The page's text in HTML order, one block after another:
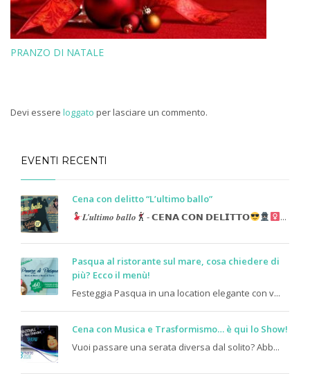
PRANZO DI NATALE
Devi essere loggato per lasciare un commento.
EVENTI RECENTI
Cena con delitto “L’ultimo ballo”
𝑳’𝒖𝒍𝒕𝒊𝒎𝒐 𝒃𝒂𝒍𝒍𝒐
- 𝗖𝗘𝗡𝗔 𝗖𝗢𝗡 𝗗𝗘𝗟𝗜𝗧𝗧𝗢 ...
Pasqua al ristorante sul mare, cosa chiedere di
più? Ecco il menù!
Festeggia Pasqua in una location elegante con v...
Cena con Musica e Trasformismo… è qui lo Show!
Vuoi passare una serata diversa dal solito? Abb...